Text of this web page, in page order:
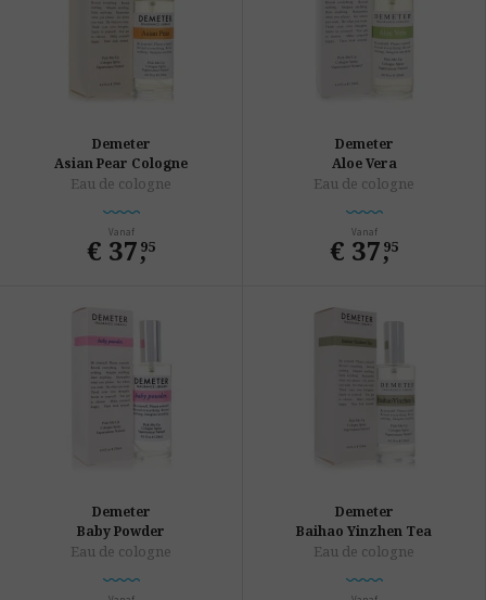
Demeter
Asian Pear Cologne
Eau de cologne
Vanaf
€ 37,
95
Demeter
Aloe Vera
Eau de cologne
Vanaf
€ 37,
95
Demeter
Baby Powder
Eau de cologne
Demeter
Baihao Yinzhen Tea
Eau de cologne